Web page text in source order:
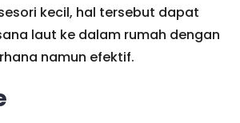
kecil, hal tersebut dapat
laut ke dalam rumah dengan
namun efektif.